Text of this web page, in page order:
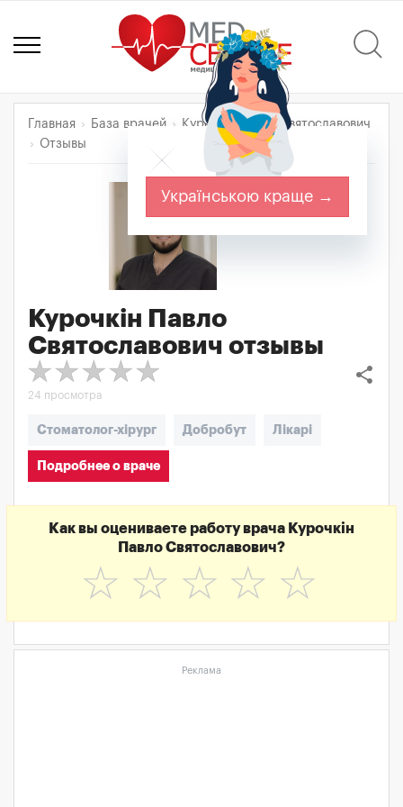
Главная База врачей
Курочкін Павло Святославович
Отзывы
Курочкін Павло
Святославович отзывы
share
24 просмотра
Стоматолог-хірург Добробут Лікарі
Подробнее о враче
Как вы оцениваете работу врача Курочкін
Павло Святославович?
☆
☆
☆
☆
☆
Реклама
Українською краще →